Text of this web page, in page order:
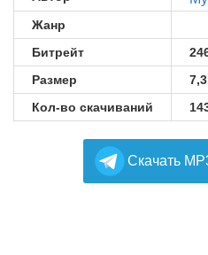
Жанр
Битрейт
Размер
Кол-во скачиваний
Cкачать